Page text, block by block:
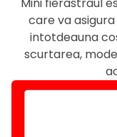
Mini fierastraul
care va
intotdeauna
scurtarea,